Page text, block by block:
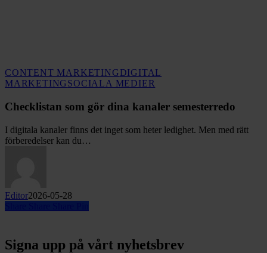
CONTENT MARKETINGDIGITAL
MARKETINGSOCIALA MEDIER
gör
kanaler
semesterredo
Checklistan som gör dina kanaler semesterredo
I digitala kanaler finns det inget som heter ledighet. Men med rätt
förberedelser kan du…
Editor2026-05-28
Signa upp på vårt nyhetsbrev